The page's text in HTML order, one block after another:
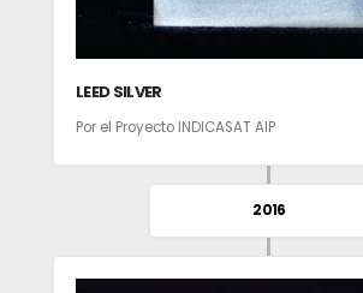
LEED SILVER
Por el Proyecto INDICASAT AIP
2016